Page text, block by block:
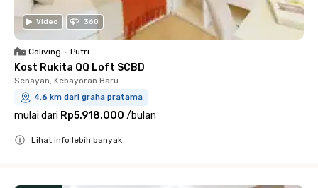
Video 360
Coliving • Putri
Kost Rukita QQ Loft SCBD
Senayan, Kebayoran Baru
4.6 km dari graha pratama
mulai dari Rp5.918.000 /bulan
Lihat info lebih banyak